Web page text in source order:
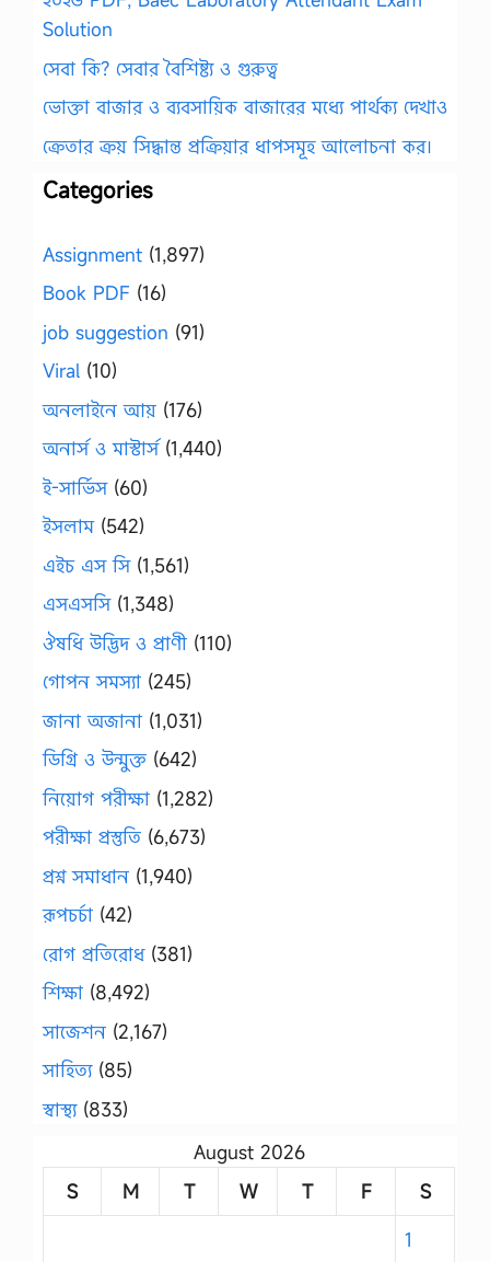
Solution
সেবা কি? সেবার বৈশিষ্ট্য ও গুরুত্ব
ভোক্তা বাজার ও ব্যবসায়িক বাজারের মধ্যে পার্থক্য দেখাও
ক্রেতার ক্রয় সিদ্ধান্ত প্রক্রিয়ার ধাপসমূহ আলোচনা কর।
Categories
Assignment (1,897)
Book PDF (16)
job suggestion (91)
Viral (10)
অনলাইনে আয় (176)
অনার্স ও মাস্টার্স(1,440)
ই-সার্ভিস(60)
ইসলাম(542)
এইচ এস সি(1,561)
এসএসসি(1,348)
ঔষধি উদ্ভিদ ও প্রাণী (110)
গোপন সমস্যা (245)
জানা অজানা (1,031)
ডিগ্রি ও উন্মুক্ত (642)
নিয়োগ পরীক্ষা (1,282)
পরীক্ষা প্রস্তুতি (6,673)
প্রশ্ন সমাধান (1,940)
রূপচর্চা (42)
রোগ প্রতিরোধ(381)
শিক্ষা (8,492)
সাজেশন (2,167)
সাহিত্য(85)
স্বাস্থ্য(833)
August 2026
S
M T W T F
S
1